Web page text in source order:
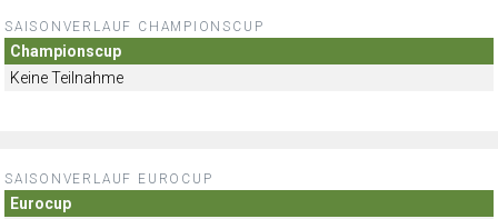
SAISONVERLAUF CHAMPIONSCUP
Championscup
Keine Teilnahme
SAISONVERLAUF EUROCUP
Eurocup